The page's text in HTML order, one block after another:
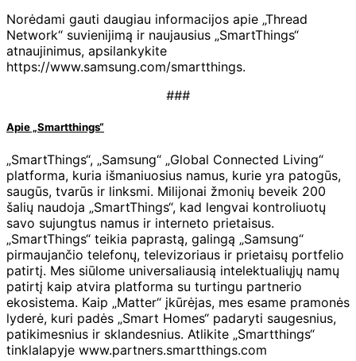
Norėdami gauti daugiau informacijos apie „Thread
Network“ suvienijimą ir naujausius „SmartThings“
atnaujinimus, apsilankykite
https://www.samsung.com/smartthings.
###
Apie „Smartthings“
„SmartThings“, „Samsung“ „Global Connected Living“
platforma, kuria išmaniuosius namus, kurie yra patogūs,
saugūs, tvarūs ir linksmi. Milijonai žmonių beveik 200
šalių naudoja „SmartThings“, kad lengvai kontroliuotų
savo sujungtus namus ir interneto prietaisus.
„SmartThings“ teikia paprastą, galingą „Samsung“
pirmaujančio telefonų, televizoriaus ir prietaisų portfelio
patirtį. Mes siūlome universaliausią intelektualiųjų namų
patirtį kaip atvira platforma su turtingu partnerio
ekosistema. Kaip „Matter“ įkūrėjas, mes esame pramonės
lyderė, kuri padės „Smart Homes“ padaryti saugesnius,
patikimesnius ir sklandesnius. Atlikite „Smartthings“
tinklalapyje www.partners.smartthings.com